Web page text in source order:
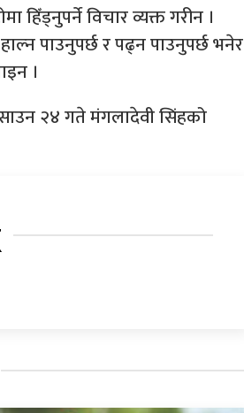
हिँड्नुपर्ने विचार व्यक्त गरीन ।
पाउनुपर्छ र पढ्न पाउनुपर्छ भनेर
।
२४ गते मंगलादेवी सिंहको